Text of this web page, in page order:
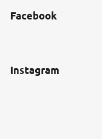
Facebook
Instagram